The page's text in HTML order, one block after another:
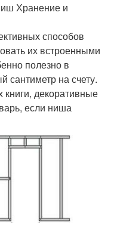
Хранение и
способов
их встроенными
полезно в
сантиметр на счету.
декоративные
если ниша